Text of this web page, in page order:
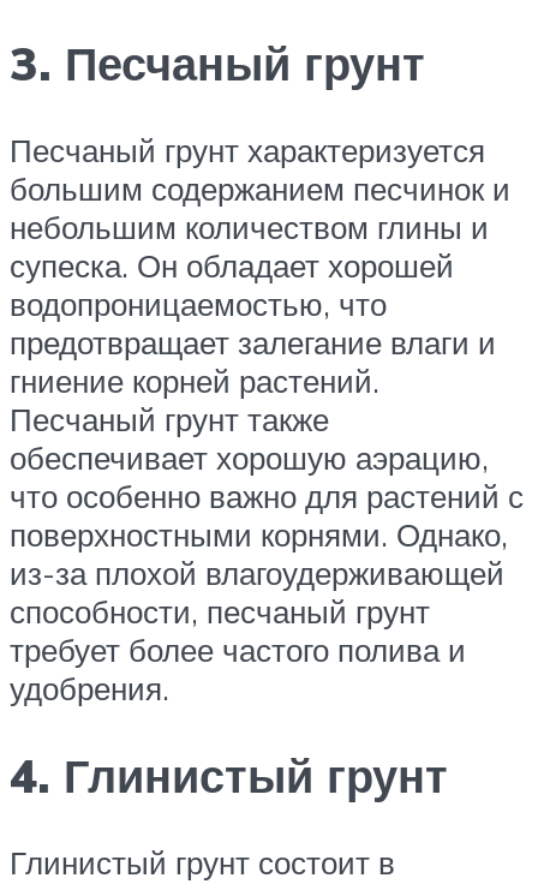
3. Песчаный грунт
Песчаный грунт характеризуется
большим содержанием песчинок и
небольшим количеством глины и
супеска. Он обладает хорошей
водопроницаемостью, что
предотвращает залегание влаги и
гниение корней растений.
Песчаный грунт также
обеспечивает хорошую аэрацию,
что особенно важно для растений с
поверхностными корнями. Однако,
из-за плохой влагоудерживающей
способности, песчаный грунт
требует более частого полива и
удобрения.
4. Глинистый грунт
Глинистый грунт состоит в